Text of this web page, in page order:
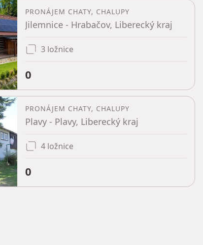
PRONÁJEM CHATY, CHALUPY
Jilemnice - Hrabačov, Liberecký kraj
3 ložnice
0
PRONÁJEM CHATY, CHALUPY
Plavy - Plavy, Liberecký kraj
4 ložnice
0